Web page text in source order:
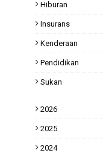
Hiburan
Insurans
Kenderaan
Pendidikan
Sukan
2026
2025
2024